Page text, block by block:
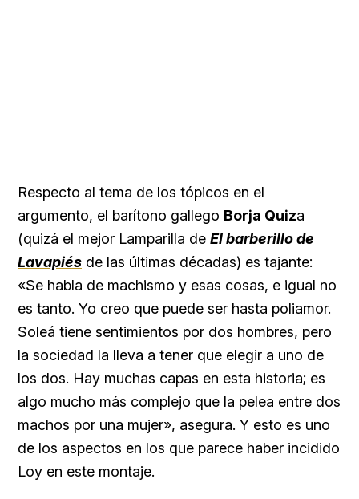
Respecto al tema de los tópicos en el
argumento, el barítono gallego Borja Quiza
(quizá el mejor Lamparilla de El barberillo de
Lavapiés de las últimas décadas) es tajante:
«Se habla de machismo y esas cosas, e igual no
es tanto. Yo creo que puede ser hasta poliamor.
Soleá tiene sentimientos por dos hombres, pero
la sociedad la lleva a tener que elegir a uno de
los dos. Hay muchas capas en esta historia; es
algo mucho más complejo que la pelea entre dos
machos por una mujer», asegura. Y esto es uno
de los aspectos en los que parece haber incidido
Loy en este montaje.